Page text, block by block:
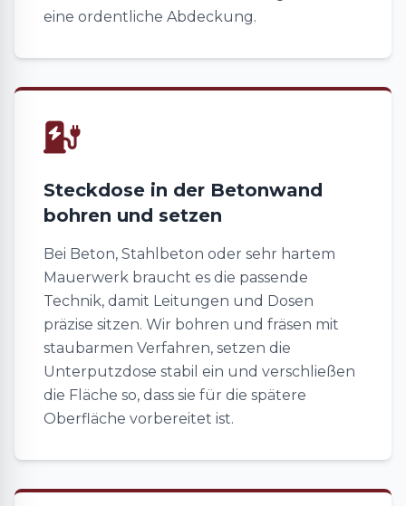
eine ordentliche Abdeckung.
Steckdose in der Betonwand
bohren und setzen
Bei Beton, Stahlbeton oder sehr hartem
Mauerwerk braucht es die passende
Technik, damit Leitungen und Dosen
präzise sitzen. Wir bohren und fräsen mit
staubarmen Verfahren, setzen die
Unterputzdose stabil ein und verschließen
die Fläche so, dass sie für die spätere
Oberfläche vorbereitet ist.